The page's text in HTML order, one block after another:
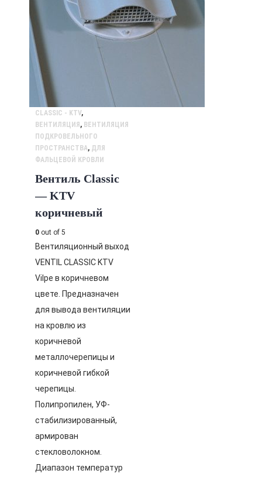
CLASSIC - KTV,
ВЕНТИЛЯЦИЯ , ВЕНТИЛЯЦИЯ
ПОДКРОВЕЛЬНОГО
ПРОСТРАНСТВА, ДЛЯ
ФАЛЬЦЕВОЙ КРОВЛИ
Вентиль Classic
— KTV
коричневый
0 out of 5
Вентиляционный выход
VENTIL CLASSIC KTV
Vilpe в коричневом
цвете. Предназначен
для вывода вентиляции
на кровлю из
коричневой
металлочерепицы и
коричневой гибкой
черепицы.
Полипропилен, УФ-
стабилизированный,
армирован
стекловолокном.
Диапазон температур